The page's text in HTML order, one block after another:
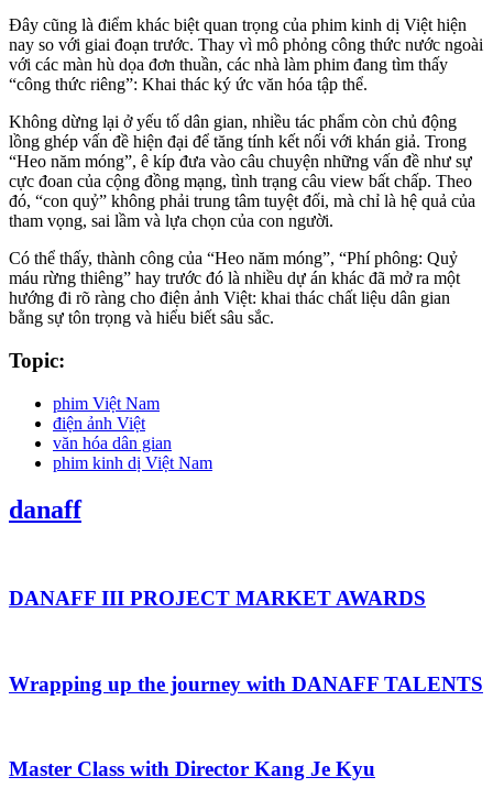
Đây cũng là điểm khác biệt quan trọng của phim kinh dị Việt hiện
nay so với giai đoạn trước. Thay vì mô phỏng công thức nước ngoài
với các màn hù dọa đơn thuần, các nhà làm phim đang tìm thấy
“công thức riêng”: Khai thác ký ức văn hóa tập thể.
Không dừng lại ở yếu tố dân gian, nhiều tác phẩm còn chủ động
lồng ghép vấn đề hiện đại để tăng tính kết nối với khán giả. Trong
“Heo năm móng”, ê kíp đưa vào câu chuyện những vấn đề như sự
cực đoan của cộng đồng mạng, tình trạng câu view bất chấp. Theo
đó, “con quỷ” không phải trung tâm tuyệt đối, mà chỉ là hệ quả của
tham vọng, sai lầm và lựa chọn của con người.
Có thể thấy, thành công của “Heo năm móng”, “Phí phông: Quỷ
máu rừng thiêng” hay trước đó là nhiều dự án khác đã mở ra một
hướng đi rõ ràng cho điện ảnh Việt: khai thác chất liệu dân gian
bằng sự tôn trọng và hiểu biết sâu sắc.
Topic:
phim Việt Nam
điện ảnh Việt
văn hóa dân gian
phim kinh dị Việt Nam
danaff
DANAFF III PROJECT MARKET AWARDS
Wrapping up the journey with DANAFF TALENTS
Master Class with Director Kang Je Kyu